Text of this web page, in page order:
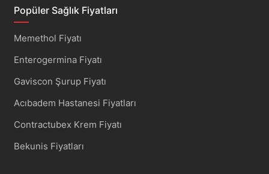
Popüler Sağlık Fiyatları
Memethol Fiyatı
Enterogermina Fiyatı
Gaviscon Şurup Fiyatı
Acıbadem Hastanesi Fiyatları
Contractubex Krem Fiyatı
Bekunis Fiyatları